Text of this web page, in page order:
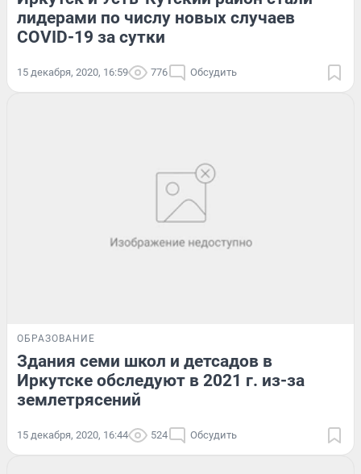
лидерами по числу новых случаев
COVID-19 за сутки
15 декабря, 2020, 16:59 776 Обсудить
ОБРАЗОВАНИЕ
Здания семи школ и детсадов в
Иркутске обследуют в 2021 г. из-за
землетрясений
15 декабря, 2020, 16:44 524 Обсудить